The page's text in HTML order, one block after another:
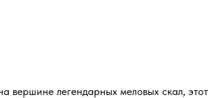
вершине легендарных меловых скал,